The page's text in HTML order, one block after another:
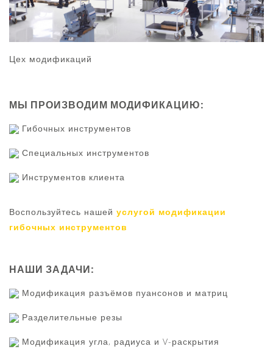
Цех модификаций
МЫ ПРОИЗВОДИМ МОДИФИКАЦИЮ:
Гибочных инструментов
Специальных инструментов
Инструментов клиента
Воспользуйтесь нашей услугой модификации
гибочных инструментов
НАШИ ЗАДАЧИ:
Модификация разъёмов пуансонов и матриц
Разделительные резы
Модификация угла, радиуса и V-раскрытия